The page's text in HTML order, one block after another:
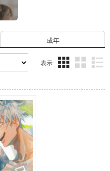
成年
表示
ム
ム
ム